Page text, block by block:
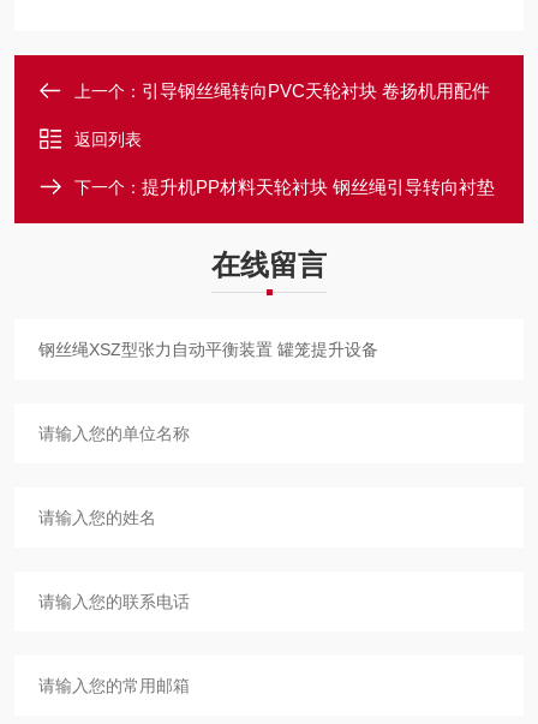
上一个： 引导钢丝绳转向PVC天轮衬块 卷扬机用配件
返回列表
下一个： 提升机PP材料天轮衬块 钢丝绳引导转向衬垫
在线留言